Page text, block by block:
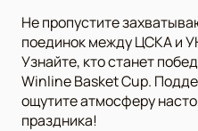
Не пропустите
поединок между ЦСКА и
Узнайте, кто станет
Winline Basket Cup.
ощутите атмосферу
праздника!